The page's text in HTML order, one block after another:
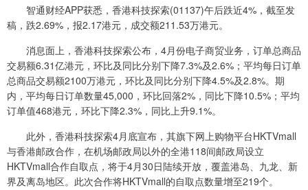
智通财经APP获悉，香港科技探索(01137)午后跌近4%，截至发
稿，跌2.69%，报2.17港元，成交额211.53万港元。
消息面上，香港科技探索公布，4月份电子商贸业务，订单总商品
交易额6.31亿港元，环比及同比分别下降7.3%及2.6%；平均每日订单
总商品交易额2100万港元，环比及同比分别下降4.5%及2.8%。期
内，平均每日订单数量45,000，环比回落2%，同比下降10.5%；平均
订单值468港元，环比下降2.3%，同比上升9.1%。
此外，香港科技探索4月底宣布，其旗下网上购物平台HKTVmall
与香港邮政合作，在机场邮政局以外的全港118间邮政局设立
HKTVmall合作自取点，将于4月30日陆续开放，覆盖港岛、九龙、新
界及离岛地区。此次合作将HKTVmall的自取点数量增至219个。